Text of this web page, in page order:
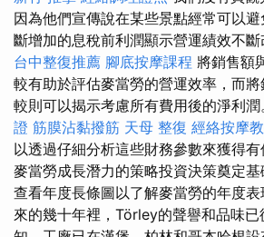
因為他們宣傳說在某些景點經常可以
斷增加的息稅前利潤顯示營運績效不斷
台中整復推薦 腳底按摩課程 將銷售額
較有助於評估麥當勞的營運效率，而
較則可以揭示考慮所有費用後的淨利潤
證 筋膜沾黏撥筋 天母 整復 經絡按摩
以透過仔細分析這些財務參數來獲得
麥當勞成長潛力的策略投資決策奠定基
查看年度長條圖以了解麥當勞的年度
來的幾十年裡，Törley的聲譽和品味已